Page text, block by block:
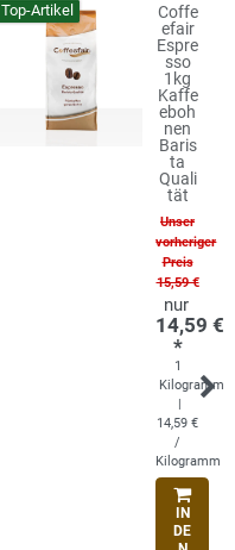
Top-Artikel
Coffe
efair
Espre
sso
1kg
Kaffe
eboh
nen
Baris
ta
Quali
tät
Unser
vorheriger
Preis
15,59 €
14,59 €
*
1
Kilogramm
|
14,59 €
/
Kilogramm
IN
DE